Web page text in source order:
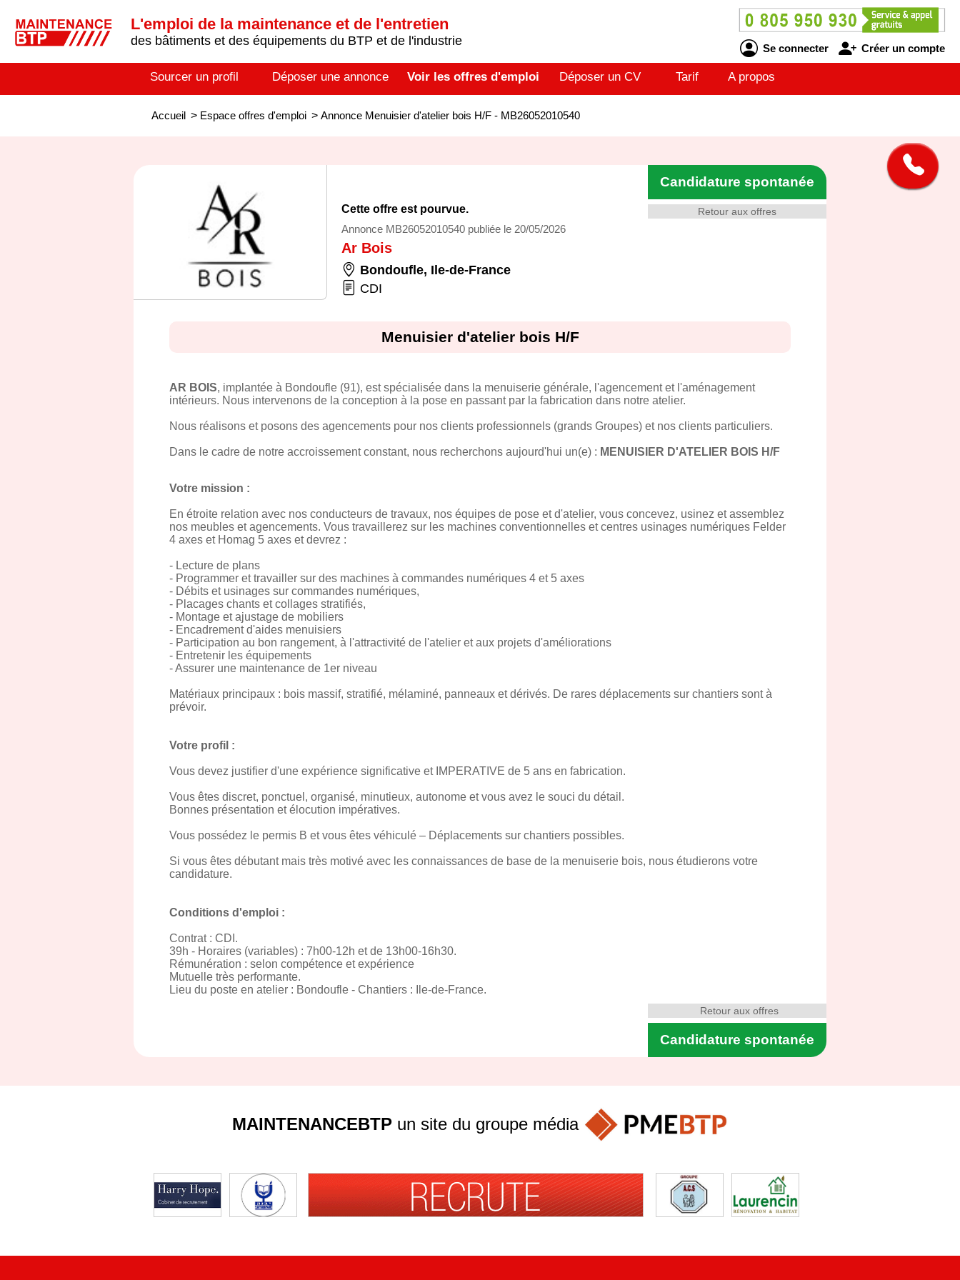
L'emploi de la maintenance et de l'entretien
des bâtiments et des équipements du BTP et de l'industrie
Se connecter Créer un compte
Sourcer un profil Déposer une annonce Voir les offres d'emploi Déposer un CV Tarif A propos
Accueil > Espace offres d'emploi > Annonce Menuisier d'atelier bois H/F - MB26052010540
Retour aux offres
Candidature spontanée
Cette offre est pourvue.
Annonce MB26052010540 publiée le 20/05/2026
Ar Bois
Bondoufle, Ile-de-France
CDI
Menuisier d'atelier bois H/F
AR BOIS, implantée à Bondoufle (91), est spécialisée dans la menuiserie générale, l'agencement et l'aménagement
intérieurs. Nous intervenons de la conception à la pose en passant par la fabrication dans notre atelier.
Nous réalisons et posons des agencements pour nos clients professionnels (grands Groupes) et nos clients particuliers.
Dans le cadre de notre accroissement constant, nous recherchons aujourd'hui un(e) : MENUISIER D'ATELIER BOIS H/F
Votre mission :
En étroite relation avec nos conducteurs de travaux, nos équipes de pose et d'atelier, vous concevez, usinez et assemblez
nos meubles et agencements. Vous travaillerez sur les machines conventionnelles et centres usinages numériques Felder
4 axes et Homag 5 axes et devrez :
- Lecture de plans
- Programmer et travailler sur des machines à commandes numériques 4 et 5 axes
- Débits et usinages sur commandes numériques,
- Placages chants et collages stratifiés,
- Montage et ajustage de mobiliers
- Encadrement d'aides menuisiers
- Participation au bon rangement, à l'attractivité de l'atelier et aux projets d'améliorations
- Entretenir les équipements
- Assurer une maintenance de 1er niveau
Matériaux principaux : bois massif, stratifié, mélaminé, panneaux et dérivés. De rares déplacements sur chantiers sont à
prévoir.
Votre profil :
Vous devez justifier d'une expérience significative et IMPERATIVE de 5 ans en fabrication.
Vous êtes discret, ponctuel, organisé, minutieux, autonome et vous avez le souci du détail.
Bonnes présentation et élocution impératives.
Vous possédez le permis B et vous êtes véhiculé – Déplacements sur chantiers possibles.
Si vous êtes débutant mais très motivé avec les connaissances de base de la menuiserie bois, nous étudierons votre
candidature.
Conditions d'emploi :
Contrat : CDI.
39h - Horaires (variables) : 7h00-12h et de 13h00-16h30.
Rémunération : selon compétence et expérience
Mutuelle très performante.
Lieu du poste en atelier : Bondoufle - Chantiers : Ile-de-France.
Candidature spontanée
Retour aux offres
MAINTENANCEBTPun site du groupe média